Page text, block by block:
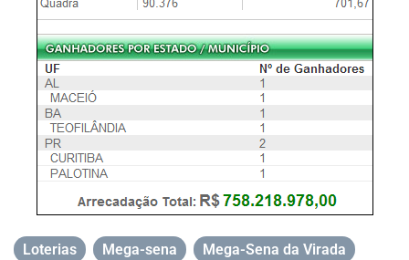
Loterias Mega-sena Mega-Sena da Virada